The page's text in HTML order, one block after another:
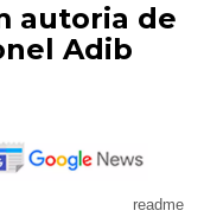
autoria de
Adib
readme